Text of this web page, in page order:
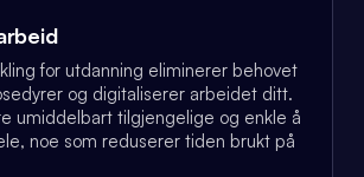
for utdanning eliminerer behovet
og digitaliserer arbeidet ditt.
umiddelbart tilgjengelige og enkle å
noe som reduserer tiden brukt på